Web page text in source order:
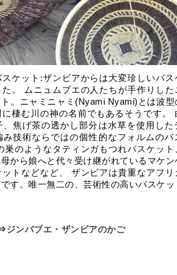
ケット:ザンビアからは大変珍しいバス
。 ムニュムブエの人たちが手作りした
。ニャミニャミ(Nyami Nyami)とは波型
棲む川の神の名前でもあるそうです。
、焦げ茶の透かし部分は水草を使用した
み技術ならではの個性的なフォルムのバ
巣のようなタティンガもつれバスケット
から娘へと代々受け継がれているマケ
トなどなど、 ザンビアは貴重なアフリ
す。唯一無二の、芸術性の高いバスケ
ジンバブエ・ザンビアのかご